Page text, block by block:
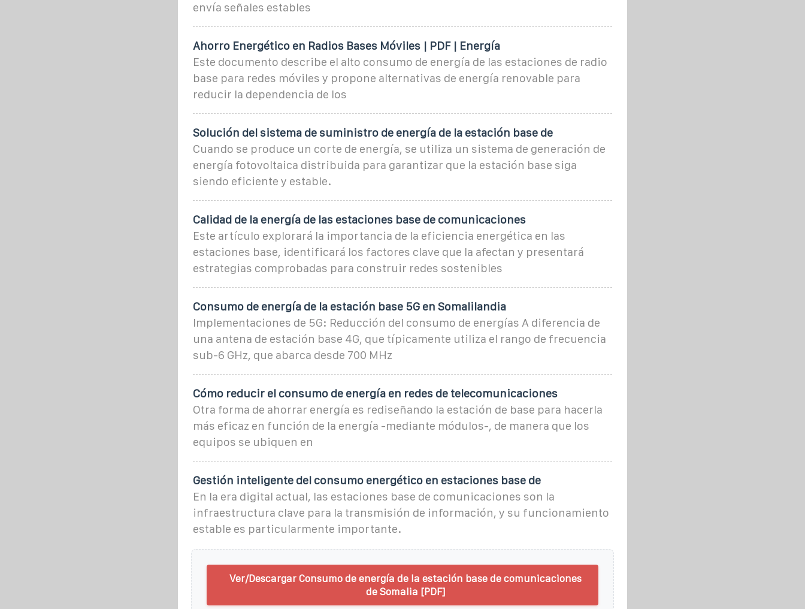
envía señales estables
Ahorro Energético en Radios Bases Móviles | PDF | Energía
Este documento describe el alto consumo de energía de las estaciones de radio
base para redes móviles y propone alternativas de energía renovable para
reducir la dependencia de los
Solución del sistema de suministro de energía de la estación base de
Cuando se produce un corte de energía, se utiliza un sistema de generación de
energía fotovoltaica distribuida para garantizar que la estación base siga
siendo eficiente y estable.
Calidad de la energía de las estaciones base de comunicaciones
Este artículo explorará la importancia de la eficiencia energética en las
estaciones base, identificará los factores clave que la afectan y presentará
estrategias comprobadas para construir redes sostenibles
Consumo de energía de la estación base 5G en Somalilandia
Implementaciones de 5G: Reducción del consumo de energías A diferencia de
una antena de estación base 4G, que típicamente utiliza el rango de frecuencia
sub-6 GHz, que abarca desde 700 MHz
Cómo reducir el consumo de energía en redes de telecomunicaciones
Otra forma de ahorrar energía es rediseñando la estación de base para hacerla
más eficaz en función de la energía -mediante módulos-, de manera que los
equipos se ubiquen en
Gestión inteligente del consumo energético en estaciones base de
En la era digital actual, las estaciones base de comunicaciones son la
infraestructura clave para la transmisión de información, y su funcionamiento
estable es particularmente importante.
Ver/Descargar Consumo de energía de la estación base de comunicaciones
de Somalia [PDF]